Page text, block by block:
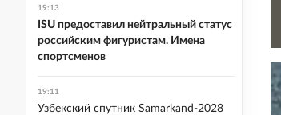
19:13
ISU предоставил нейтральный статус
российским фигуристам. Имена
спортсменов
19:11
Узбекский спутник Samarkand-2028